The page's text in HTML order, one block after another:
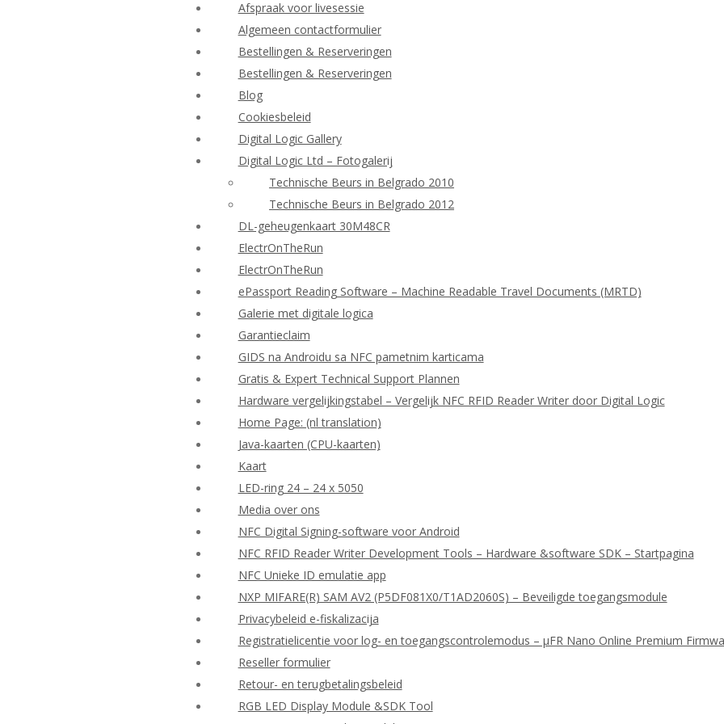
Afspraak voor livesessie
Algemeen contactformulier
Bestellingen & Reserveringen
Bestellingen & Reserveringen
Blog
Cookiesbeleid
Digital Logic Gallery
Digital Logic Ltd – Fotogalerij
Technische Beurs in Belgrado 2010
Technische Beurs in Belgrado 2012
DL-geheugenkaart 30M48CR
ElectrOnTheRun
ElectrOnTheRun
ePassport Reading Software – Machine Readable Travel Documents (MRTD)
Galerie met digitale logica
Garantieclaim
GIDS na Androidu sa NFC pametnim karticama
Gratis & Expert Technical Support Plannen
Hardware vergelijkingstabel – Vergelijk NFC RFID Reader Writer door Digital Logic
Home Page: (nl translation)
Java-kaarten (CPU-kaarten)
Kaart
LED-ring 24 – 24 x 5050
Media over ons
NFC Digital Signing-software voor Android
NFC RFID Reader Writer Development Tools – Hardware &software SDK – Startpagina
NFC Unieke ID emulatie app
NXP MIFARE(R) SAM AV2 (P5DF081X0/T1AD2060S) – Beveiligde toegangsmodule
Privacybeleid e-fiskalizacija
Registratielicentie voor log- en toegangscontrolemodus – μFR Nano Online Premium
Reseller formulier
Retour- en terugbetalingsbeleid
RGB LED Display Module &SDK Tool